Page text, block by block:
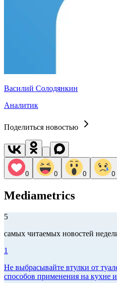
Василий Солодянкин
Аналитик
Поделиться новостью
0 0 0 0
Mediametrics
5
самых читаемых новостей
1
Не выбрасывайте втулки от
способов применения на кухне